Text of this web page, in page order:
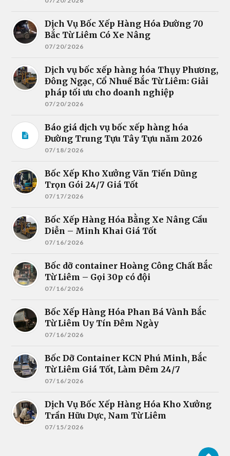
Dịch Vụ Bốc Xếp Hàng Hóa Đường 70
Bắc Từ Liêm Có Xe Nâng
07/20/2026
Dịch vụ bốc xếp hàng hóa Thụy Phương,
Đông Ngạc, Cổ Nhuế Bắc Từ Liêm: Giải
pháp tối ưu cho doanh nghiệp
07/20/2026
Báo giá dịch vụ bốc xếp hàng hóa
Đường Trung Tựu Tây Tựu năm 2026
07/18/2026
Bốc Xếp Kho Xưởng Văn Tiến Dũng
Trọn Gói 24/7 Giá Tốt
07/17/2026
Bốc Xếp Hàng Hóa Bằng Xe Nâng Cầu
Diễn – Minh Khai Giá Tốt
07/16/2026
Bốc dỡ container Hoàng Công Chất Bắc
Từ Liêm – Gọi 30p có đội
07/16/2026
Bốc Xếp Hàng Hóa Phan Bá Vành Bắc
Từ Liêm Uy Tín Đêm Ngày
07/16/2026
Bốc Dỡ Container KCN Phú Minh, Bắc
Từ Liêm Giá Tốt, Làm Đêm 24/7
07/16/2026
Dịch Vụ Bốc Xếp Hàng Hóa Kho Xưởng
Trần Hữu Dực, Nam Từ Liêm
07/15/2026